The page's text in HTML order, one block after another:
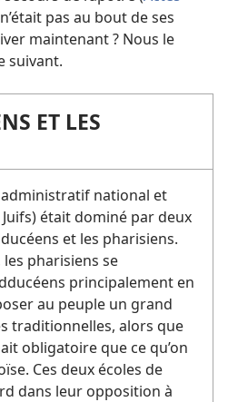
pas au bout de ses
maintenant ? Nous le
suivant.
ET LES
national et
était dominé par deux
et les pharisiens.
les pharisiens se
principalement en
au peuple un grand
traditionnelles, alors que
obligatoire que ce qu’on
Ces deux écoles de
dans leur opposition à